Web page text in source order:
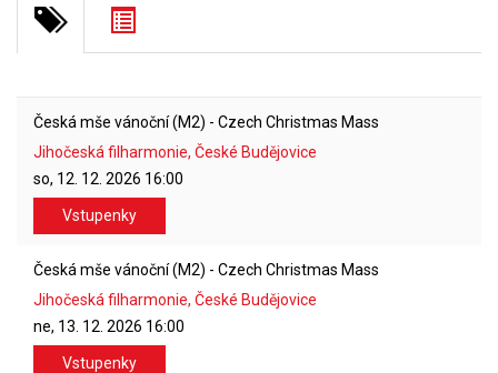
Česká mše vánoční (M2) - Czech Christmas Mass
Jihočeská filharmonie, České Budějovice
so, 12. 12. 2026 16:00
Vstupenky
Česká mše vánoční (M2) - Czech Christmas Mass
Jihočeská filharmonie, České Budějovice
ne, 13. 12. 2026 16:00
Vstupenky